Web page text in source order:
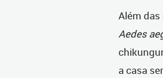
Além
Aedes
a casa